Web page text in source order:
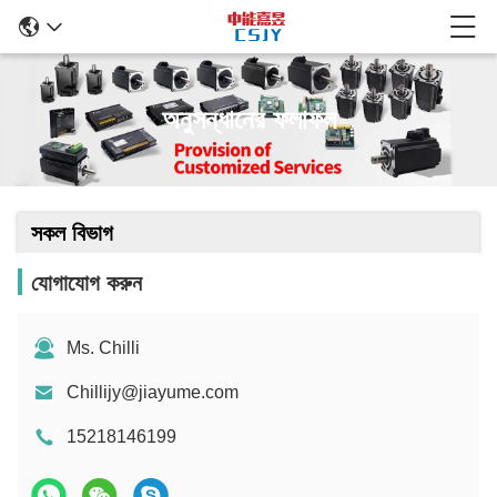
অনুসন্ধানের ফলাফল
সকল বিভাগ
যোগাযোগ করুন
Ms. Chilli
Chillijy@jiayume.com
15218146199